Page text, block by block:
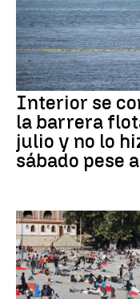
Interior se
la barrera
julio y no lo
sábado pese